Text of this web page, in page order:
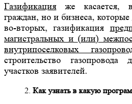
Газификация же касается,
граждан, но и бизнеса,
во-вторых, газификация
магистральных и (или)
внутрипоселковых
строительство
участков заявителей.
Как узнать в какую